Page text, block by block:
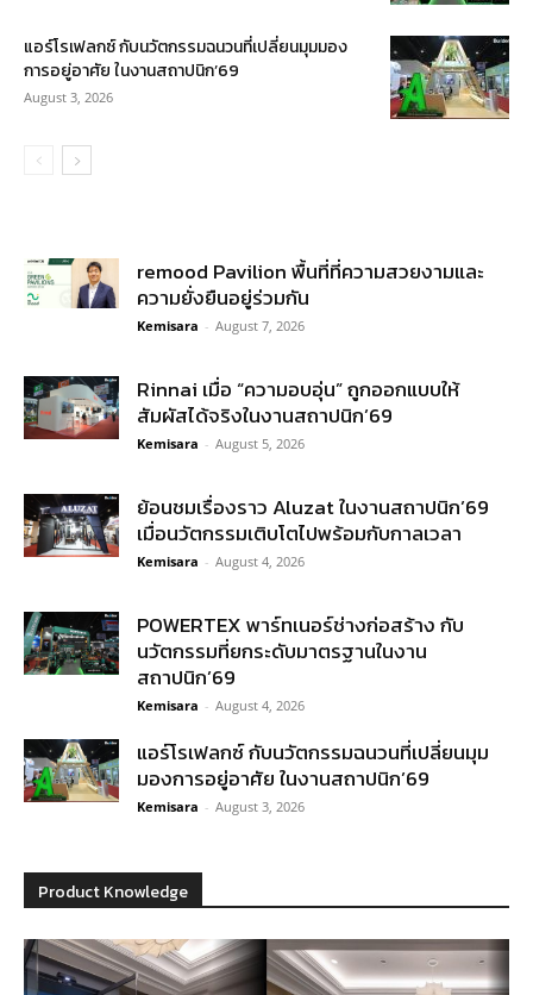
แอร์โรเฟลกซ์ กับนวัตกรรมฉนวนที่เปลี่ยนมุมมอง
การอยู่อาศัย ในงานสถาปนิก’69
August 3, 2026
remood Pavilion พื้นที่ที่ความสวยงามและ
ความยั่งยืนอยู่ร่วมกัน
Kemisara - August 7, 2026
Rinnai เมื่อ “ความอบอุ่น” ถูกออกแบบให้
สัมผัสได้จริงในงานสถาปนิก’69
Kemisara - August 5, 2026
ย้อนชมเรื่องราว Aluzat ในงานสถาปนิก’69
เมื่อนวัตกรรมเติบโตไปพร้อมกับกาลเวลา
Kemisara - August 4, 2026
POWERTEX พาร์ทเนอร์ช่างก่อสร้าง กับ
นวัตกรรมที่ยกระดับมาตรฐานในงาน
สถาปนิก’69
Kemisara - August 4, 2026
แอร์โรเฟลกซ์ กับนวัตกรรมฉนวนที่เปลี่ยนมุม
มองการอยู่อาศัย ในงานสถาปนิก’69
Kemisara - August 3, 2026
Product Knowledge